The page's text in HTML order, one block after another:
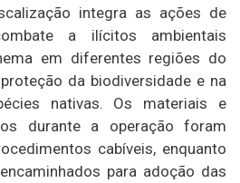
integra as ações de
a ilícitos ambientais
em diferentes regiões do
da biodiversidade e na
nativas. Os materiais e
durante a operação foram
cabíveis, enquanto
para adoção das